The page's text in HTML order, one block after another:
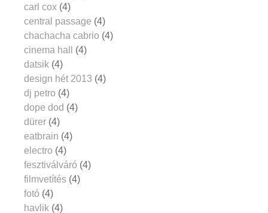
carl cox (4)
central passage (4)
chachacha cabrio (4)
cinema hall
(4)
datsik (4)
design hét 2013 (4)
dj petro (4)
dope dod (4)
dürer (4)
eatbrain (4)
electro (4)
fesztiválváró (4)
filmvetítés (4)
fotó (4)
havlik (4)